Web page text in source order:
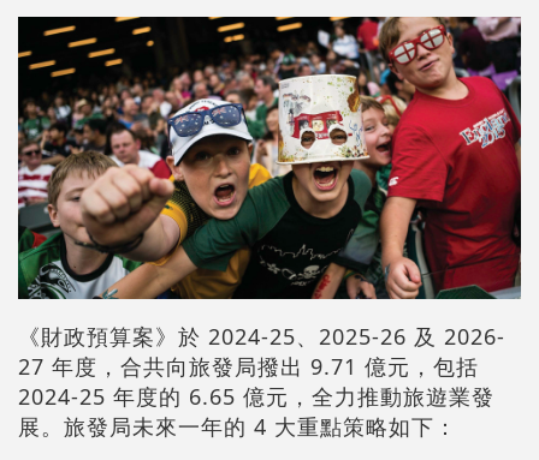
《財政預算案》於 2024-25、2025-26 及 2026-
27 年度，合共向旅發局撥出 9.71 億元，包括
2024-25 年度的 6.65 億元，全力推動旅遊業發
展。旅發局未來一年的 4 大重點策略如下：